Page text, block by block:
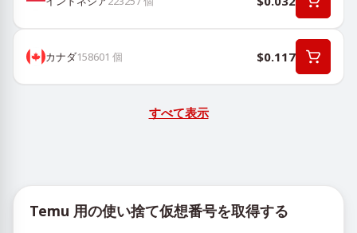
カナダ158601 個 $0.117
すべて表示
Temu 用の使い捨て仮想番号を取得する